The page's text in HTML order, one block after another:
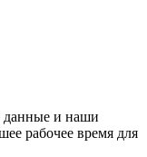
данные и наши
рабочее время для